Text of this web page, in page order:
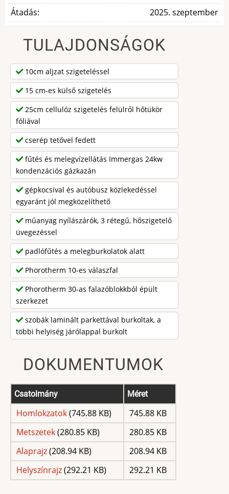
Átadás:
2025. szeptember
TULAJDONSÁGOK
10cm aljzat szigeteléssel
15 cm-es külső szigetelés
25cm cellulóz szigetelés felülről hőtükör
fóliával
cserép tetővel fedett
fűtés és melegvízellátás Immergas 24kw
kondenzációs gázkazán
gépkocsival és autóbusz közlekedéssel
egyaránt jól megközelíthető
műanyag nyílászárók, 3 rétegű, hőszigetelő
üvegezéssel
padlófűtés a melegburkolatok alatt
Phorotherm 10-es válaszfal
Phorotherm 30-as falazóblokkból épült
szerkezet
szobák laminált parkettával burkoltak, a
többi helyiség járólappal burkolt
DOKUMENTUMOK
Csatolmány Méret
Homlokzatok(745.88 KB)
745.88 KB
Metszetek(280.85 KB)
280.85 KB
Alaprajz(208.94 KB)
208.94 KB
Helyszínrajz(292.21 KB) 292.21 KB